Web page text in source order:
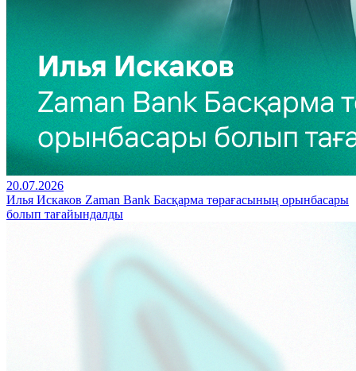
20.07.2026
Илья Искаков Zaman Bank Басқарма төрағасының орынбасары
болып тағайындалды